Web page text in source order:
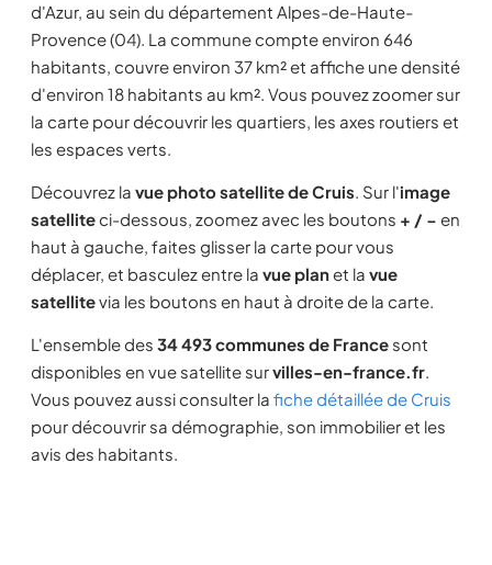
d'Azur, au sein du département Alpes-de-Haute-
Provence (04). La commune compte environ 646
habitants, couvre environ 37 km² et affiche une densité
d'environ 18 habitants au km². Vous pouvez zoomer sur
la carte pour découvrir les quartiers, les axes routiers et
les espaces verts.
Découvrez la vue photo satellite de Cruis. Sur l'image
satelliteci-dessous, zoomez avec les boutons + / − en
haut à gauche, faites glisser la carte pour vous
déplacer, et basculez entre la vue planet la vue
satellitevia les boutons en haut à droite de la carte.
L'ensemble des 34 493 communes de France sont
disponibles en vue satellite survilles-en-france.fr.
Vous pouvez aussi consulter la fiche détaillée de Cruis
pour découvrir sa démographie, son immobilier et les
avis des habitants.